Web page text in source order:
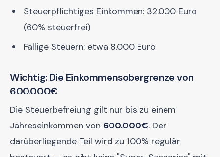
Steuerpflichtiges Einkommen: 32.000 Euro
(60% steuerfrei)
Fällige Steuern: etwa 8.000 Euro
Wichtig: Die Einkommensobergrenze von
600.000€
Die Steuerbefreiung gilt nur bis zu einem
Jahreseinkommen von 600.000€. Der
darüberliegende Teil wird zu 100% regulär